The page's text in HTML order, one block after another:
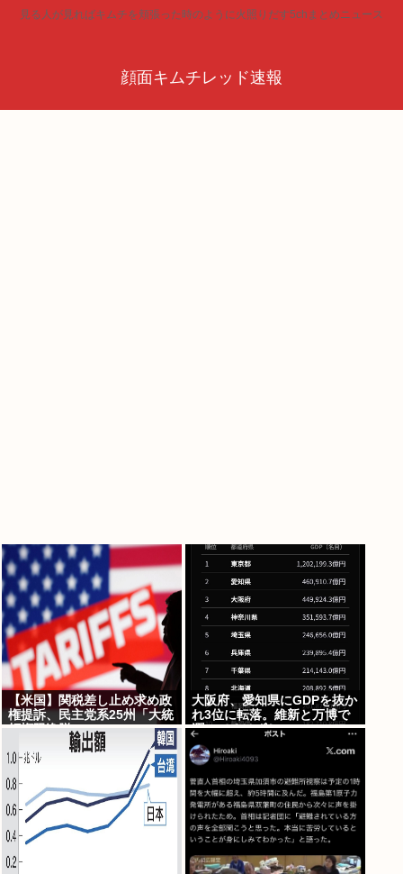
見る人が見ればキムチを頬張った時のように火照りだす5chまとめニュース
顔面キムチレッド速報
【米国】関税差し止め求め政
権提訴、民主党系25州「大統
領権限逸脱」
大阪府、愛知県にGDPを抜か
れ3位に転落。維新と万博で
潤ってるはずじゃ…